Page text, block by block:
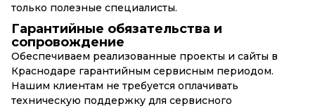
только полезные специалисты.
Гарантийные обязательства и
сопровождение
Обеспечиваем реализованные проекты и сайты в
Краснодаре гарантийным сервисным периодом.
Нашим клиентам не требуется оплачивать
техническую поддержку для сервисного